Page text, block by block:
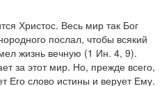
Христос. Весь мир так Бог
послал, чтобы всякий
жизнь вечную (1 Ин. 4, 9).
за этот мир. Но, прежде всего,
Его слово истины и верует Ему.